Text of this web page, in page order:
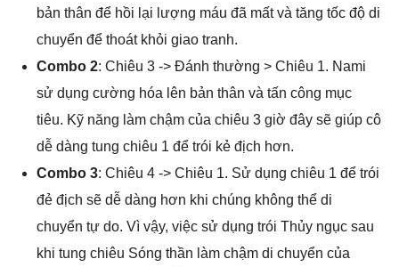
bản thân để hồi lại lượng máu đã mất và tăng tốc độ di
chuyển để thoát khỏi giao tranh.
Combo 2: Chiêu 3 -> Đánh thường > Chiêu 1. Nami
sử dụng cường hóa lên bản thân và tấn công mục
tiêu. Kỹ năng làm chậm của chiêu 3 giờ đây sẽ giúp cô
dễ dàng tung chiêu 1 để trói kẻ địch hơn.
Combo 3: Chiêu 4 -> Chiêu 1. Sử dụng chiêu 1 để trói
đẻ địch sẽ dễ dàng hơn khi chúng không thể di
chuyển tự do. Vì vậy, việc sử dụng trói Thủy ngục sau
khi tung chiêu Sóng thần làm chậm di chuyển của